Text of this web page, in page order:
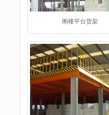
工字钢阁楼货架